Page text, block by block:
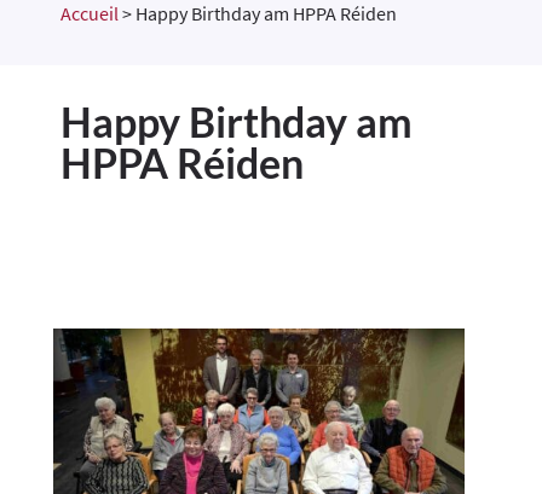
Accueil> Happy Birthday am HPPA Réiden
Happy Birthday am
HPPA Réiden